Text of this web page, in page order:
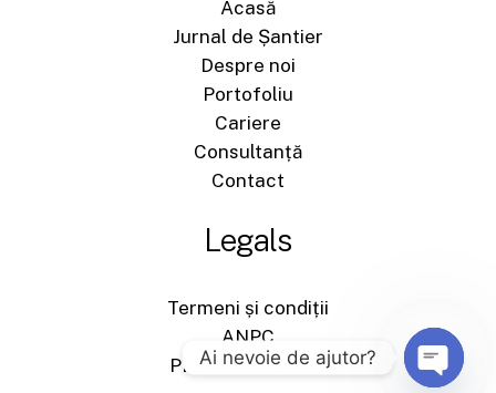
Acasă
Jurnal de Șantier
Despre noi
Portofoliu
Cariere
Consultanță
Contact
Legals
Termeni și condiții
ANPC
PLATFORMA SOL
Ai nevoie de ajutor?